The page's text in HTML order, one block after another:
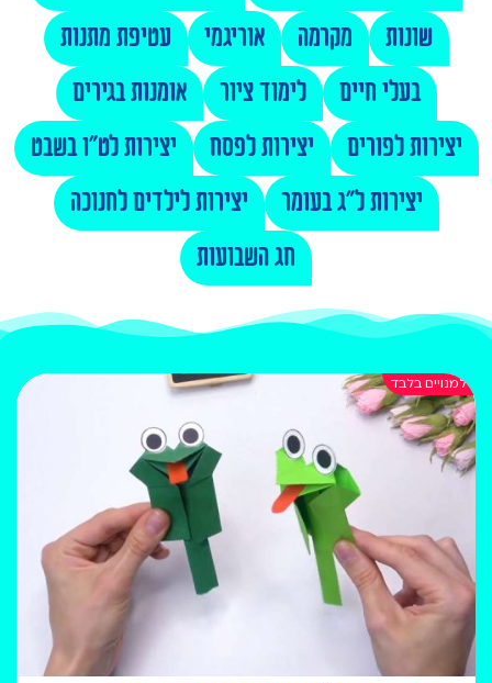
שונות
מקרמה אוריגמי
עטיפת מתנות
בעלי חיים
לימוד ציור
אומנות בגירים
יצירות לפורים
יצירות לפסח
יצירות לט"ו בשבט
יצירות ל"ג בעומר
יצירות לילדים לחנוכה
חג השבועות